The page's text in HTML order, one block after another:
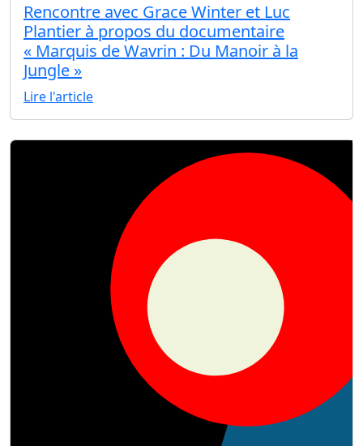
Rencontre avec Grace Winter et Luc
Plantier à propos du documentaire
« Marquis de Wavrin : Du Manoir à la
Jungle »
Lire l'article